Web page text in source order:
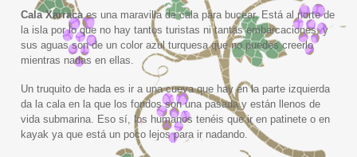
Cala Xarracaes una maravilla de cala para bucear. Está al norte de
la isla por lo que no hay tantos turistas ni tantas embarcaciones, y
sus aguas son de un color azul turquesa que no puedes creerlo
mientras nadas en ellas.
Un truquito de hada es ir a una cueva que hay en la parte izquierda
da la cala en la que los fondos son una pasada y están llenos de
vida submarina. Eso sí, los humanos tenéis que ir en patinete o en
kayak ya que está un poco lejos para ir nadando.